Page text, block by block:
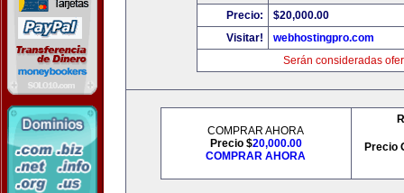
Precio:
$20,000.00
Visitar!
webhostingpro.com
Serán consideradas
COMPRAR AHORA
Precio $20,000.00
COMPRAR AHORA
Precio